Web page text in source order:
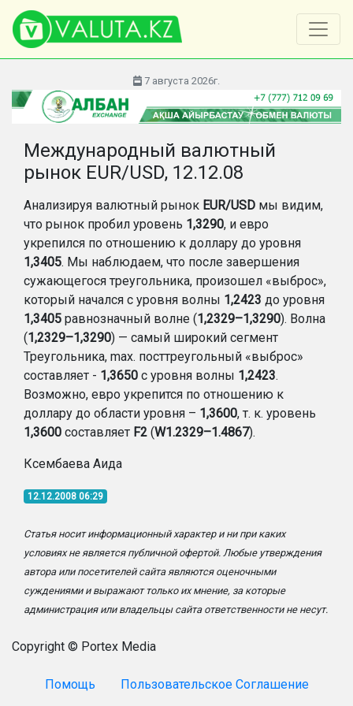
7 августа 2026г.
Международный валютный
рынок EUR/USD, 12.12.08
Анализируя валютный рынок EUR/USD мы видим,
что рынок пробил уровень 1,3290, и евро
укрепился по отношению к доллару до уровня
1,3405. Мы наблюдаем, что после завершения
сужающегося треугольника, произошел «выброс»,
который начался с уровня волны 1,2423 до уровня
1,3405 равнозначный волне (1,2329–1,3290). Волна
(1,2329–1,3290) — самый широкий сегмент
Треугольника, max. посттреугольный «выброс»
составляет - 1,3650 с уровня волны 1,2423.
Возможно, евро укрепится по отношению к
доллару до области уровня – 1,3600, т. к. уровень
1,3600 составляет F2 (W1.2329–1.4867).
Ксембаева Аида
12.12.2008 06:29
Статья носит информационный характер и ни при каких
условиях не является публичной офертой. Любые утверждения
автора или посетителей сайта являются оценочными
суждениями и выражают только их мнение, за которые
администрация или владельцы сайта ответственности не несут.
Copyright © Portex Media
Помощь Пользовательское Соглашение